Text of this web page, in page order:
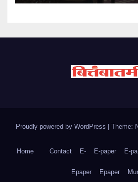
Proudly powered by WordPress Theme:
Home Contact E- E-paper E-
Epaper Epaper